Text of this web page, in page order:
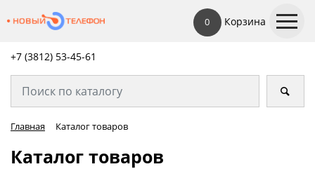
0 Корзина
+7 (3812) 53-45-61
Главная Каталог товаров
Каталог товаров